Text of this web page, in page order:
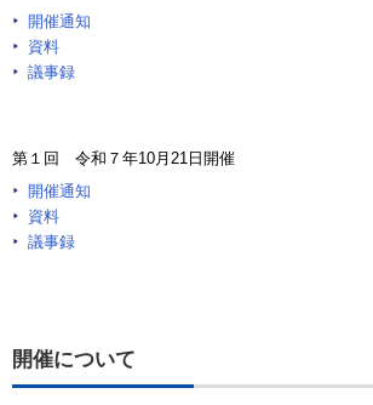
開催通知
資料
議事録
第１回 令和７年10月21日開催
開催通知
資料
議事録
開催について